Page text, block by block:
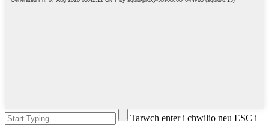
Tarwch enter i chwilio neu ESC i